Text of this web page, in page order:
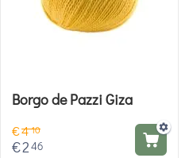
Borgo de Pazzi Giza
€410
€246